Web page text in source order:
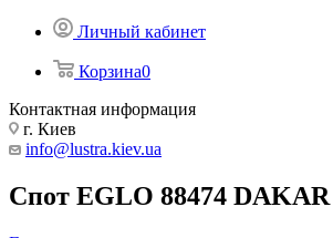
Личный кабинет
Корзина0
Контактная информация
г. Киев
info@lustra.kiev.ua
Спот EGLO 88474 DAKAR